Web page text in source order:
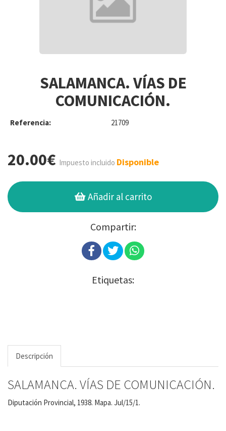
SALAMANCA. VÍAS DE
COMUNICACIÓN.
Referencia: 21709
20.00€ Impuesto incluido Disponible
Añadir al carrito
Compartir:
Etiquetas:
Descripción
SALAMANCA. VÍAS DE COMUNICACIÓN.
Diputación Provincial, 1938. Mapa. Jul/15/1.